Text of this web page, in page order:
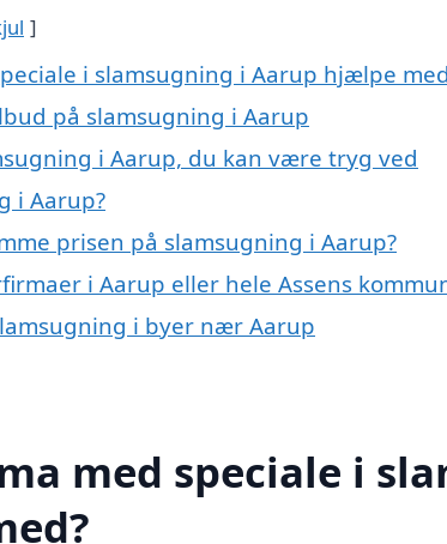
i slamsugning i Aarup hjælpe
på slamsugning i Aarup
i Aarup, du kan være tryg ved
i Aarup?
prisen på slamsugning i Aarup?
i Aarup eller hele Assens
i byer nær Aarup
med speciale i